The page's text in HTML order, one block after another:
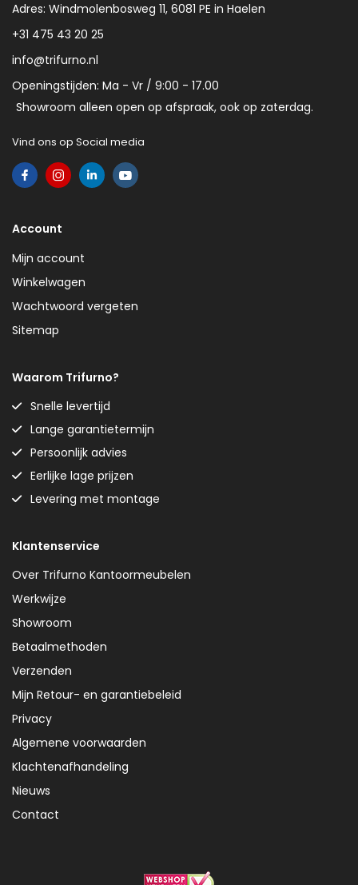
Adres: Windmolenbosweg 11, 6081 PE in Haelen
+31 475 43 20 25
info@trifurno.nl
Openingstijden: Ma - Vr / 9:00 - 17.00
Showroom alleen open op afspraak, ook op zaterdag.
Vind ons op Social media
Account
Mijn account
Winkelwagen
Wachtwoord vergeten
Sitemap
Waarom Trifurno?
Snelle levertijd
Lange garantietermijn
Persoonlijk advies
Eerlijke lage prijzen
Levering met montage
Klantenservice
Over Trifurno Kantoormeubelen
Werkwijze
Showroom
Betaalmethoden
Verzenden
Mijn Retour- en garantiebeleid
Privacy
Algemene voorwaarden
Klachtenafhandeling
Nieuws
Contact